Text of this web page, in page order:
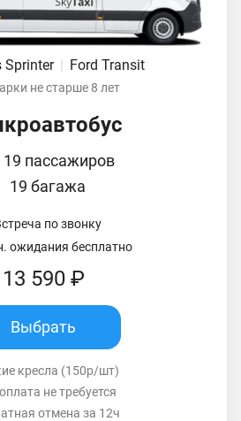
Sprinter | Ford Transit
не старше 8 лет
19 пассажиров
19 багажа
по звонку
ожидания бесплатно
13 590 ₽
Выбрать
кресла (150р/шт)
не требуется
отмена за 12ч